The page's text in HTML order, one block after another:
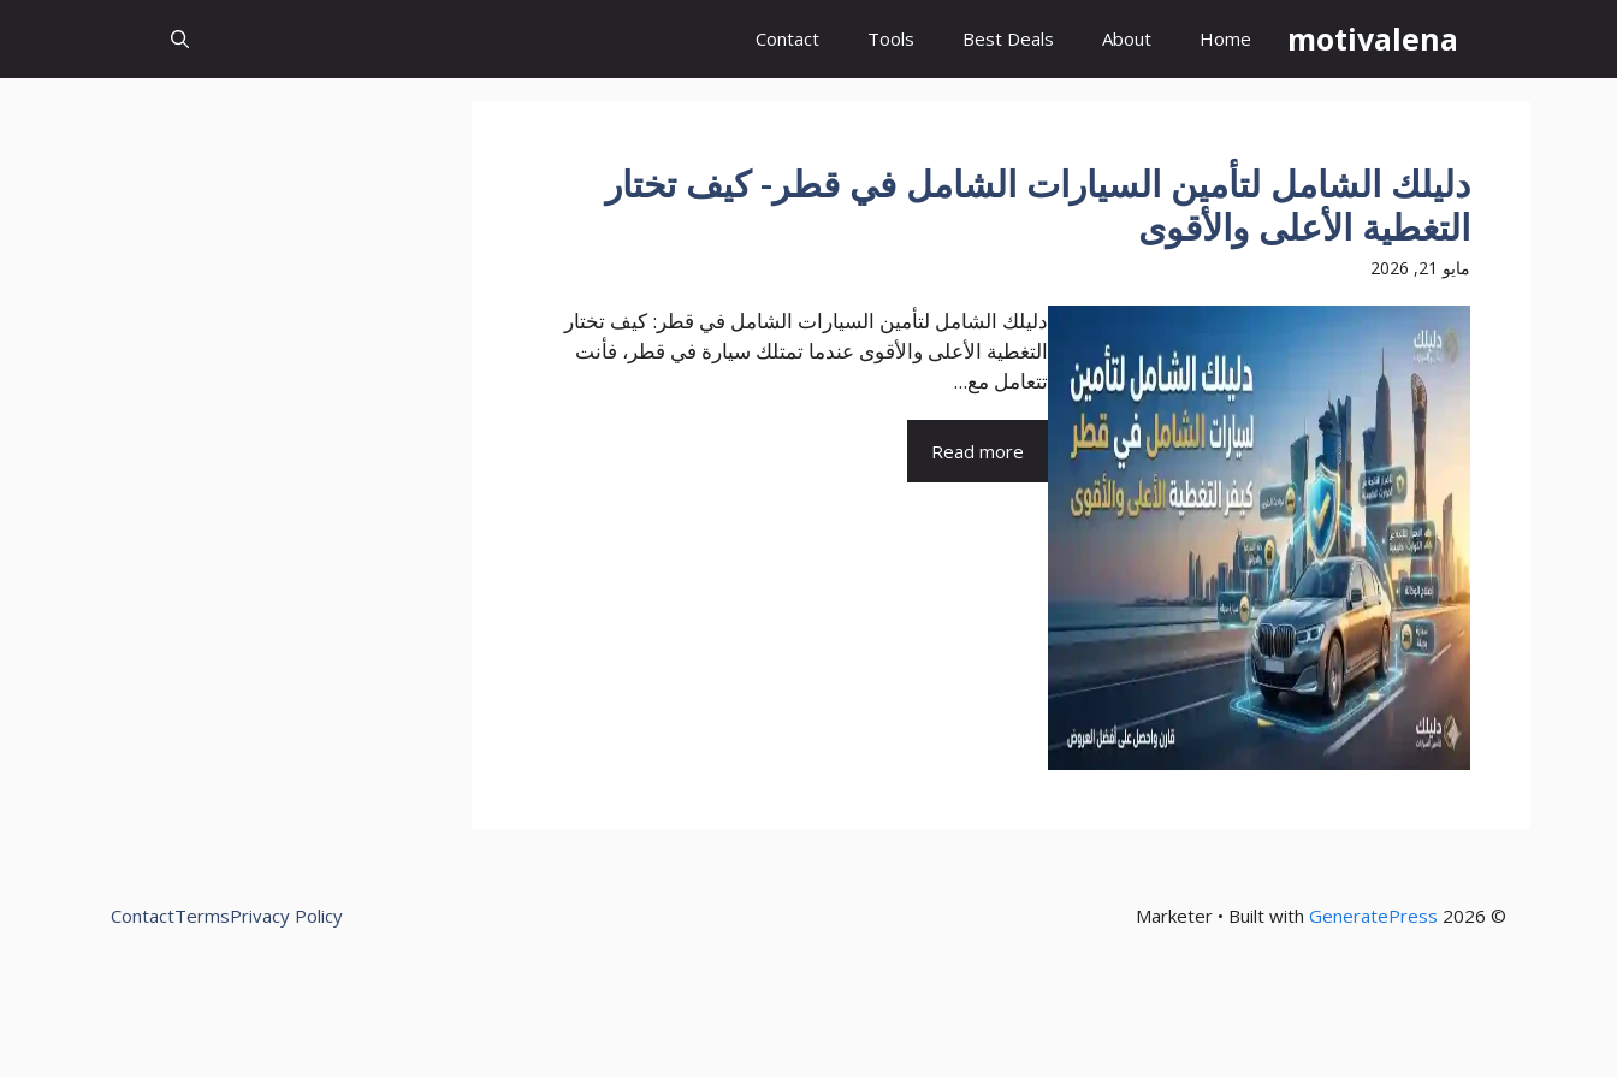
المحتوى
motivalena
Home
About
Best Deals
Tools
Contact
دليلك الشامل لتأمين السيارات الشامل في قطر- كيف تختار
التغطية الأعلى والأقوى
مايو 21, 2026
دليلك الشامل لتأمين السيارات الشامل في قطر: كيف تختار
التغطية الأعلى والأقوى عندما تمتلك سيارة في قطر، فأنت
تتعامل مع...
Read more
© 2026 Marketer • Built with
GeneratePress
Privacy Policy
Terms
Contact